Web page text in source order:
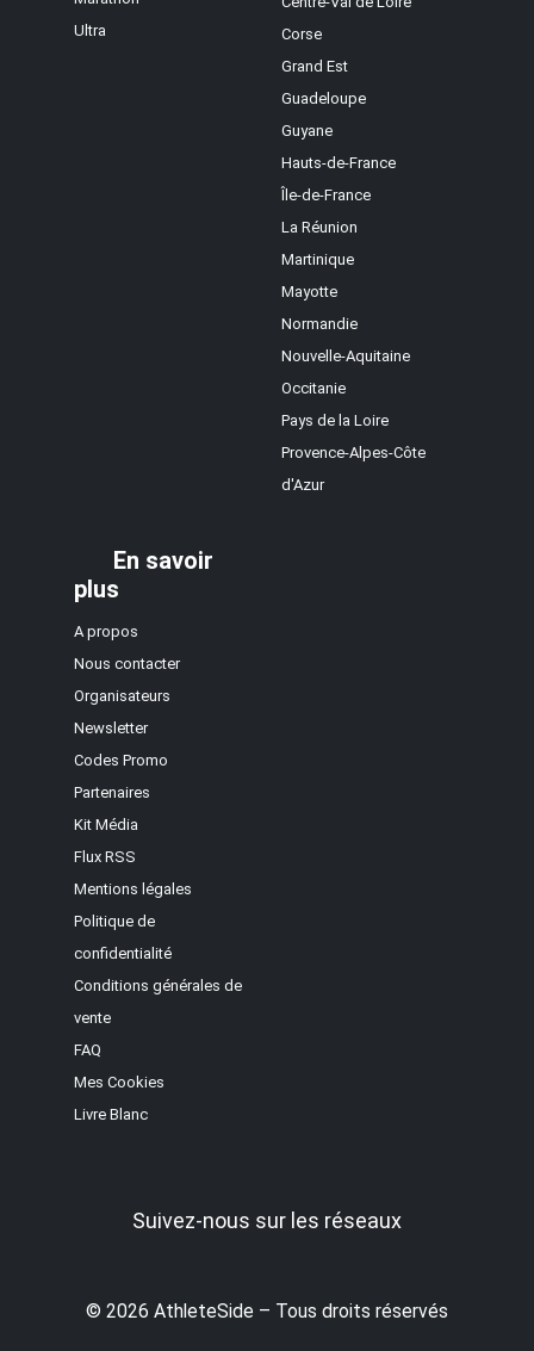
Ultra
Corse
Grand Est
Guadeloupe
Guyane
Hauts-de-France
Île-de-France
La Réunion
Martinique
Mayotte
Normandie
Nouvelle-Aquitaine
Occitanie
Pays de la Loire
Provence-Alpes-Côte
d'Azur
En savoir
plus
A propos
Nous contacter
Organisateurs
Newsletter
Codes Promo
Partenaires
Kit Média
Flux RSS
Mentions légales
Politique de
confidentialité
Conditions générales de
vente
FAQ
Mes Cookies
Livre Blanc
Suivez-nous sur les réseaux
© 2026 AthleteSide – Tous droits réservés